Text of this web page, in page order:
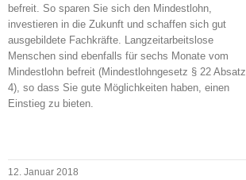
befreit. So sparen Sie sich den Mindestlohn,
investieren in die Zukunft und schaffen sich gut
ausgebildete Fachkräfte. Langzeitarbeitslose
Menschen sind ebenfalls für sechs Monate vom
Mindestlohn befreit (Mindestlohngesetz § 22 Absatz
4), so dass Sie gute Möglichkeiten haben, einen
Einstieg zu bieten.
12. Januar 2018